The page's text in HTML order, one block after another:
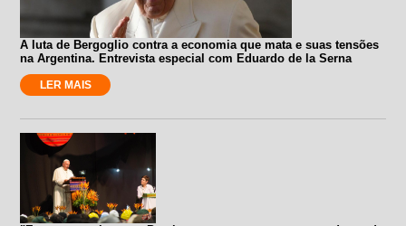
A luta de Bergoglio contra a economia que mata e suas tensões
na Argentina. Entrevista especial com Eduardo de la Serna
LER MAIS